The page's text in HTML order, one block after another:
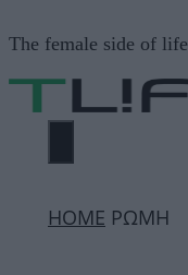
σε
περιεχόμενο
The female side of life
ΜΕΝΟΎ
ΗΟΜΕ ΡΩΜΗ